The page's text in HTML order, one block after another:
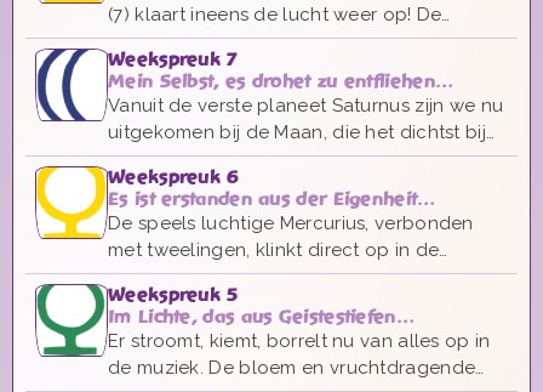
(7) klaart ineens de lucht weer op! De
speelse Mercurius verschijnt nu we de
opstijgende beweging richting de zon weer
gaan maken. Mercurius de vrolijke
humorvolle gast, die gekke sprongen kan
maken. Luchtig en vrij.
Weekspreuk 7
Mein Selbst, es drohet zu entfliehen…
Vanuit de verste planeet Saturnus zijn we nu
uitgekomen bij de Maan, die het dichtst bij
de aarde staat, het omkeer en transformatie
moment.
Weekspreuk 6
Es ist erstanden aus der Eigenheit…
De speels luchtige Mercurius, verbonden
met tweelingen, klinkt direct op in de
inleiding. Beweeglijk en monter! In de
melodie zelf echter komt iets warms naar
voren, een overwinning een triomf. Het is
gebeurd, we zijn bevrijd, es ist erstanden!
Weekspreuk 5
Im Lichte, das aus Geistestiefen…
Er stroomt, kiemt, borrelt nu van alles op in
de muziek. De bloem en vruchtdragende